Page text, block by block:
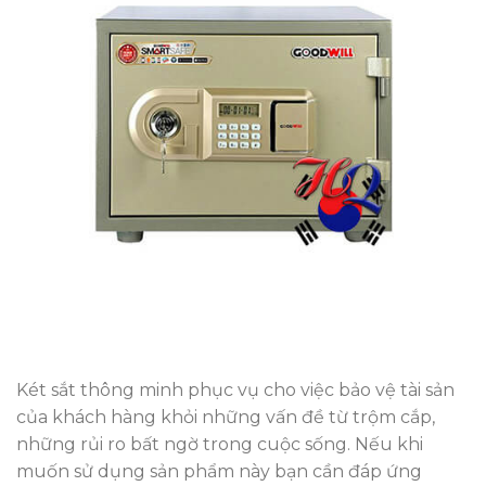
Két sắt thông minh phục vụ cho việc bảo vệ tài sản
của khách hàng khỏi những vấn đề từ trộm cắp,
những rủi ro bất ngờ trong cuộc sống. Nếu khi
muốn sử dụng sản phẩm này bạn cần đáp ứng